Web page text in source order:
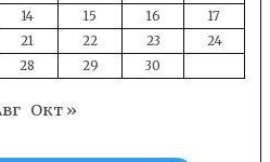
14 15 16
17
21 22 23
24
28 29 30
Окт »